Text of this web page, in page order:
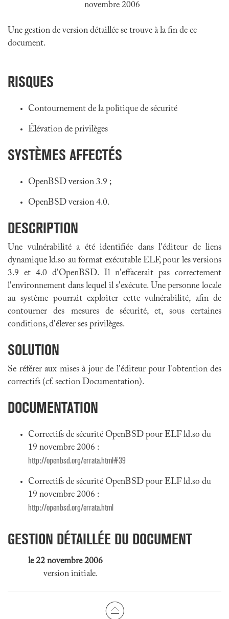
novembre 2006
Une gestion de version détaillée se trouve à la fin de ce
document.
RISQUES
Contournement de la politique de sécurité
Élévation de privilèges
SYSTÈMES AFFECTÉS
OpenBSD version 3.9 ;
OpenBSD version 4.0.
DESCRIPTION
Une vulnérabilité a été identifiée dans l'éditeur de liens
dynamique ld.so au format exécutable ELF, pour les versions
3.9 et 4.0 d'OpenBSD. Il n'effacerait pas correctement
l'environnement dans lequel il s'exécute. Une personne locale
au système pourrait exploiter cette vulnérabilité, afin de
contourner des mesures de sécurité, et, sous certaines
conditions, d'élever ses privilèges.
SOLUTION
Se référer aux mises à jour de l'éditeur pour l'obtention des
correctifs (cf. section Documentation).
DOCUMENTATION
Correctifs de sécurité OpenBSD pour ELF ld.so du
19 novembre 2006 :
http://openbsd.org/errata.html#39
Correctifs de sécurité OpenBSD pour ELF ld.so du
19 novembre 2006 :
http://openbsd.org/errata.html
GESTION DÉTAILLÉE DU DOCUMENT
le 22 novembre 2006
version initiale.